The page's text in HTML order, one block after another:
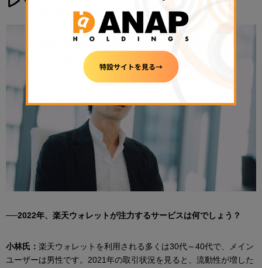
──2022年、楽天ウォレットが注力するサービスは何でしょう？
小林氏： 楽天ウォレットを利用される多くは30代～40代で、メイン
ユーザーは男性です。2021年の取引状況を見ると、流動性が増した